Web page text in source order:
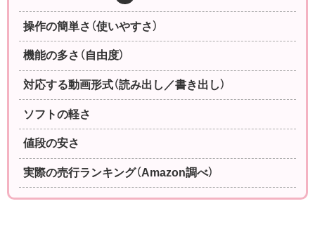
操作の簡単さ（使いやすさ）
機能の多さ（自由度）
対応する動画形式（読み出し／書き出し）
ソフトの軽さ
値段の安さ
実際の売行ランキング（Amazon調べ）